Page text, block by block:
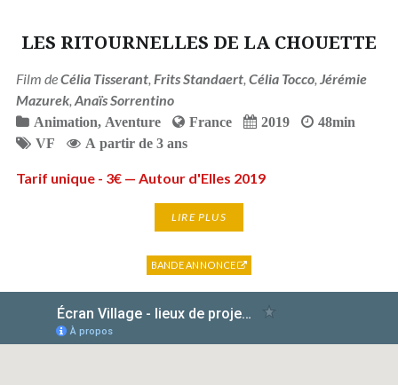
LES RITOURNELLES DE LA CHOUETTE
Film deCélia Tisserant, Frits Standaert, Célia Tocco, Jérémie
Mazurek, Anaïs Sorrentino
Animation, Aventure France 2019
48min
VF
A partir de 3 ans
Tarif unique - 3€ — Autour d'Elles 2019
LIRE PLUS
BANDE ANNONCE